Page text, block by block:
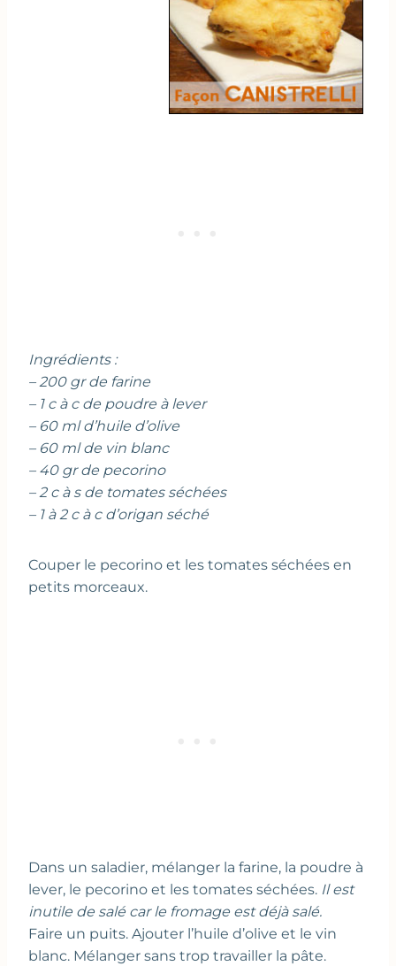
Ingrédients :
– 200 gr de farine
– 1 c à c de poudre à lever
– 60 ml d’huile d’olive
– 60 ml de vin blanc
– 40 gr de pecorino
– 2 c à s de tomates séchées
– 1 à 2 c à c d’origan séché
Couper le pecorino et les tomates séchées en
petits morceaux.
Dans un saladier, mélanger la farine, la poudre à
lever, le pecorino et les tomates séchées. Il est
inutile de salé car le fromage est déjà salé.
Faire un puits. Ajouter l’huile d’olive et le vin
blanc. Mélanger sans trop travailler la pâte.